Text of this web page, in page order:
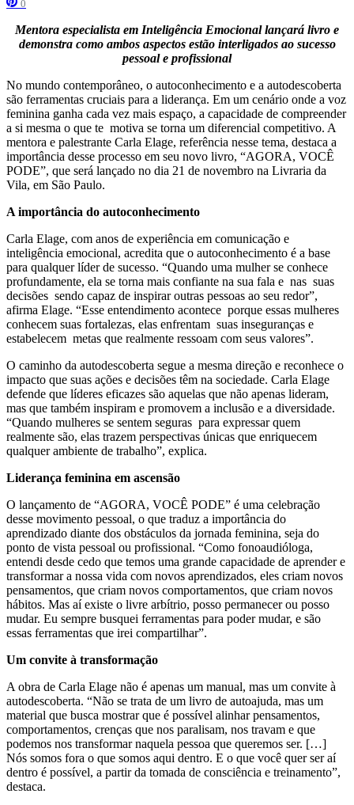
0
Mentora especialista em Inteligência Emocional lançará livro e
demonstra como ambos aspectos estão interligados ao sucesso
pessoal e profissional
No mundo contemporâneo, o autoconhecimento e a autodescoberta
são ferramentas cruciais para a liderança. Em um cenário onde a voz
feminina ganha cada vez mais espaço, a capacidade de compreender
a si mesma o que te motiva se torna um diferencial competitivo. A
mentora e palestrante Carla Elage, referência nesse tema, destaca a
importância desse processo em seu novo livro, “AGORA, VOCÊ
PODE”, que será lançado no dia 21 de novembro na Livraria da
Vila, em São Paulo.
A importância do autoconhecimento
Carla Elage, com anos de experiência em comunicação e
inteligência emocional, acredita que o autoconhecimento é a base
para qualquer líder de sucesso. “Quando uma mulher se conhece
profundamente, ela se torna mais confiante na sua fala e nas suas
decisões sendo capaz de inspirar outras pessoas ao seu redor”,
afirma Elage. “Esse entendimento acontece porque essas mulheres
conhecem suas fortalezas, elas enfrentam suas inseguranças e
estabelecem metas que realmente ressoam com seus valores”.
O caminho da autodescoberta segue a mesma direção e reconhece o
impacto que suas ações e decisões têm na sociedade. Carla Elage
defende que líderes eficazes são aquelas que não apenas lideram,
mas que também inspiram e promovem a inclusão e a diversidade.
“Quando mulheres se sentem seguras para expressar quem
realmente são, elas trazem perspectivas únicas que enriquecem
qualquer ambiente de trabalho”, explica.
Liderança feminina em ascensão
O lançamento de “AGORA, VOCÊ PODE” é uma celebração
desse movimento pessoal, o que traduz a importância do
aprendizado diante dos obstáculos da jornada feminina, seja do
ponto de vista pessoal ou profissional. “Como fonoaudióloga,
entendi desde cedo que temos uma grande capacidade de aprender e
transformar a nossa vida com novos aprendizados, eles criam novos
pensamentos, que criam novos comportamentos, que criam novos
hábitos. Mas aí existe o livre arbítrio, posso permanecer ou posso
mudar. Eu sempre busquei ferramentas para poder mudar, e são
essas ferramentas que irei compartilhar”.
Um convite à transformação
A obra de Carla Elage não é apenas um manual, mas um convite à
autodescoberta. “Não se trata de um livro de autoajuda, mas um
material que busca mostrar que é possível alinhar pensamentos,
comportamentos, crenças que nos paralisam, nos travam e que
podemos nos transformar naquela pessoa que queremos ser. […]
Nós somos fora o que somos aqui dentro. E o que você quer ser aí
dentro é possível, a partir da tomada de consciência e treinamento”,
destaca.